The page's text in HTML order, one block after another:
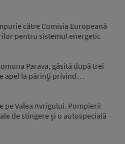
către Comisia Europeană
pentru sistemul energetic
Parava, găsită după trei
apel la părinți privind…
pe Valea Avrigului. Pompierii
de stingere și o autospecială